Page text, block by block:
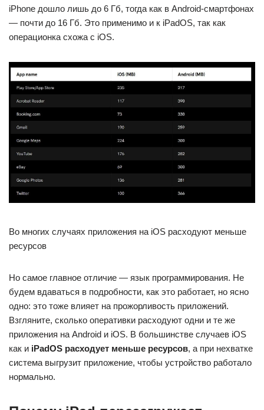
iPhone дошло лишь до 6 Гб, тогда как в Android-смартфонах
— почти до 16 Гб. Это применимо и к iPadOS, так как
операционка схожа с iOS.
Во многих случаях приложения на iOS расходуют меньше
ресурсов
Но самое главное отличие — язык программирования. Не
будем вдаваться в подробности, как это работает, но ясно
одно: это тоже влияет на прожорливость приложений.
Взгляните, сколько оперативки расходуют одни и те же
приложения на Android и iOS. В большинстве случаев iOS
как и iPadOS расходует меньше ресурсов, а при нехватке
система выгрузит приложение, чтобы устройство работало
нормально.